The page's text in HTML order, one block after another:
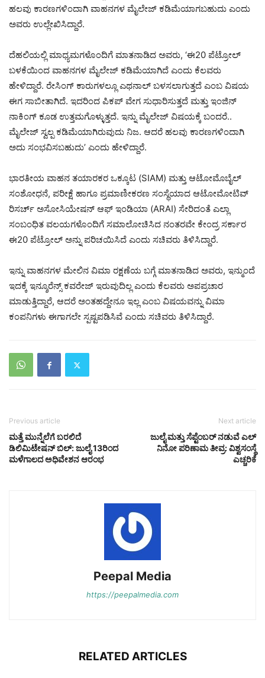
ಹಲವು ಕಾರಣಗಳಿಂದಾಗಿ ವಾಹನಗಳ ಮೈಲೇಜ್ ಕಡಿಮೆಯಾಗಬಹುದು ಎಂದು
ಅವರು ಉಲ್ಲೇಖಿಸಿದ್ದಾರೆ.
ದೆಹಲಿಯಲ್ಲಿ ಮಾಧ್ಯಮಗಳೊಂದಿಗೆ ಮಾತನಾಡಿದ ಅವರು, ‘ಈ20 ಪೆಟ್ರೋಲ್
ಬಳಕೆಯಿಂದ ವಾಹನಗಳ ಮೈಲೇಜ್ ಕಡಿಮೆಯಾಗಿದೆ ಎಂದು ಕೆಲವರು
ಹೇಳಿದ್ದಾರೆ. ರೇಸಿಂಗ್ ಕಾರುಗಳಲ್ಲೂ ಎಥನಾಲ್ ಬಳಸಲಾಗುತ್ತದೆ ಎಂಬ ವಿಷಯ
ಈಗ ಸಾಬೀತಾಗಿದೆ. ಇದರಿಂದ ಪಿಕಪ್ ವೇಗ ಸುಧಾರಿಸುತ್ತದೆ ಮತ್ತು ಇಂಜಿನ್
ನಾಕಿಂಗ್ ಕೂಡ ಉತ್ತಮಗೊಳ್ಳುತ್ತದೆ. ಇನ್ನು ಮೈಲೇಜ್ ವಿಷಯಕ್ಕೆ ಬಂದರೆ..
ಮೈಲೇಜ್ ಸ್ವಲ್ಪ ಕಡಿಮೆಯಾಗಿರುವುದು ನಿಜ. ಆದರೆ ಹಲವು ಕಾರಣಗಳಿಂದಾಗಿ
ಅದು ಸಂಭವಿಸಬಹುದು’ ಎಂದು ಹೇಳಿದ್ದಾರೆ.
ಭಾರತೀಯ ವಾಹನ ತಯಾರಕರ ಒಕ್ಕೂಟ (SIAM) ಮತ್ತು ಆಟೋಮೊಬೈಲ್
ಸಂಶೋಧನೆ, ಪರೀಕ್ಷೆ ಹಾಗೂ ಪ್ರಮಾಣೀಕರಣ ಸಂಸ್ಥೆಯಾದ ಆಟೋಮೋಟಿವ್
ರಿಸರ್ಚ್ ಅಸೋಸಿಯೇಷನ್ ಆಫ್ ಇಂಡಿಯಾ (ARAI) ಸೇರಿದಂತೆ ಎಲ್ಲಾ
ಸಂಬಂಧಿತ ವಲಯಗಳೊಂದಿಗೆ ಸಮಾಲೋಚಿಸಿದ ನಂತರವೇ ಕೇಂದ್ರ ಸರ್ಕಾರ
ಈ20 ಪೆಟ್ರೋಲ್ ಅನ್ನು ಪರಿಚಯಿಸಿದೆ ಎಂದು ಸಚಿವರು ತಿಳಿಸಿದ್ದಾರೆ.
ಇನ್ನು ವಾಹನಗಳ ಮೇಲಿನ ವಿಮಾ ರಕ್ಷಣೆಯ ಬಗ್ಗೆ ಮಾತನಾಡಿದ ಅವರು, ಇನ್ಮುಂದೆ
ಇದಕ್ಕೆ ಇನ್ಶೂರೆನ್ಸ್ ಕವರೇಜ್ ಇರುವುದಿಲ್ಲ ಎಂದು ಕೆಲವರು ಅಪಪ್ರಚಾರ
ಮಾಡುತ್ತಿದ್ದಾರೆ, ಆದರೆ ಅಂತಹದ್ದೇನೂ ಇಲ್ಲ ಎಂಬ ವಿಷಯವನ್ನು ವಿಮಾ
ಕಂಪನಿಗಳು ಈಗಾಗಲೇ ಸ್ಪಷ್ಟಪಡಿಸಿವೆ ಎಂದು ಸಚಿವರು ತಿಳಿಸಿದ್ದಾರೆ.
Previous article
ಮತ್ತೆ ಮುನ್ನೆಲೆಗೆ ಬರಲಿದೆ
ಡಿಲಿಮಿಟೇಷನ್‌ ಬಿಲ್:‌ ಜುಲೈ 13ರಿಂದ
ಮಳೆಗಾಲದ ಅಧಿವೇಶನ ಆರಂಭ
Next article
ಜುಲೈ ಮತ್ತು ಸೆಪ್ಟೆಂಬರ್ ನಡುವೆ ಎಲ್
ನಿನೋ ಪರಿಣಾಮ ತೀವ್ರ: ವಿಶ್ವಸಂಸ್ಥೆ
ಎಚ್ಚರಿಕೆ
Peepal Media
https://peepalmedia.com
RELATED ARTICLES